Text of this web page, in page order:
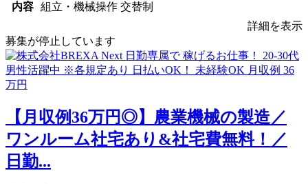
内容 組立・機械操作 交替制
詳細を表示
募集が停止しています
【月収例36万円◎】農業機械の製造／
ワンルーム社宅あり&社宅費無料！／
日勤...